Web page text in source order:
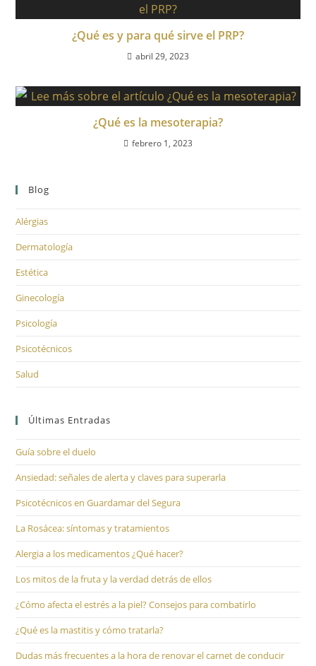
¿Qué es y para qué sirve el PRP?
abril 29, 2023
¿Qué es la mesoterapia?
febrero 1, 2023
Blog
Alérgias
Dermatología
Estética
Ginecología
Psicología
Psicotécnicos
Salud
Últimas Entradas
Guía sobre el duelo
Ansiedad: señales de alerta y claves para superarla
Psicotécnicos en Guardamar del Segura
La Rosácea: síntomas y tratamientos
Alergia a los medicamentos ¿Qué hacer?
Los mitos de la fruta y la verdad detrás de ellos
¿Cómo afecta el estrés a la piel? Consejos para combatirlo
¿Qué es la mastitis y cómo tratarla?
Dudas más frecuentes a la hora de renovar el carnet de conducir